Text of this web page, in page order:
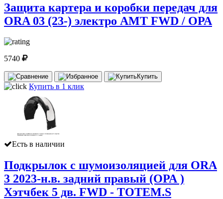
Защита картера и коробки передач для
ORA 03 (23-) электро AMT FWD / ОРА
5740
Купить
Купить в 1 клик
Есть в наличии
Подкрылок с шумоизоляцией для ORA
3 2023-н.в. задний правый (ОРА )
Хэтчбек 5 дв. FWD - TOTEM.S